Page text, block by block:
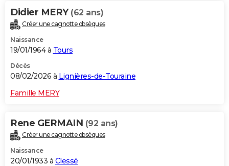
Carte de Noël
Carte Bonne année
Carte Saint-Valentin
Carte Pâques
Carte d'anniversaire
DICTIONNAIRE
PROGRAMME TV
COPAINS D'AVANT
S'inscrire
Se connecter
Lycées
Collèges
Primaires
Universités
Entreprises
Service militaire
Avis de recherche
AVIS DE DÉCÈS
FORUM
Didier MERY (62 ans)
Créer une cagnotte obsèques
Naissance
19/01/1964 à Tours
Décès
08/02/2026 à Lignières-de-Touraine
Famille MERY
Rene GERMAIN (92 ans)
Créer une cagnotte obsèques
Naissance
20/01/1933 à Clessé